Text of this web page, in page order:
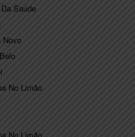
Saúde
Novo
No Limão